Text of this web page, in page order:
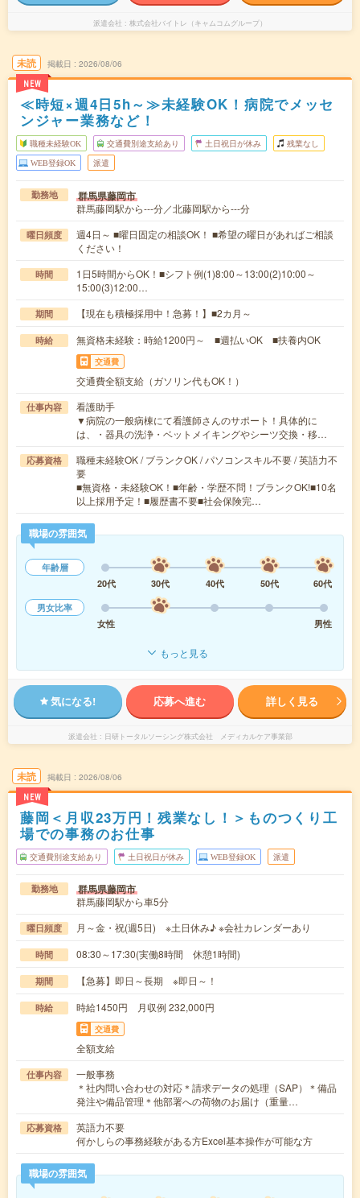
派遣会社 株式会社バイトレ（キャムコムグループ）
未読
NEW
掲載日 2026/08/06
≪時短×週4日5h～≫未経験OK！病院でメッセ
ンジャー業務など！
職種未経験OK 交通費別途支給あり 土日祝日が休み 残業なし
WEB登録OK 派遣
勤務地 群馬県藤岡市
群馬藤岡駅から---分／北藤岡駅から---分
曜日頻度
週4日～ ■曜日固定の相談OK！ ■希望の曜日があればご相談
ください！
時間
1日5時間からOK！■シフト例(1)8:00～13:00(2)10:00～
15:00(3)12:00…
期間 【現在も積極採用中！急募！】■2カ月～
時給 無資格未経験：時給1200円～ ■週払いOK ■扶養内OK
交通費
交通費全額支給（ガソリン代もOK！）
仕事内容
看護助手
▼病院の一般病棟にて看護師さんのサポート！具体的に
は、・器具の洗浄・ベットメイキングやシーツ交換・移…
応募資格
職種未経験OK / ブランクOK / パソコンスキル不要 / 英語力不
要
■無資格・未経験OK！■年齢・学歴不問！ブランクOK!■10名
以上採用予定！■履歴書不要■社会保険完…
職場の雰囲気
年齢層
20代
30代 40代 50代
60代
男女比率
女性
男性
もっと見る
気になる! 応募へ進む 詳しく見る
派遣会社 日研トータルソーシング株式会社 メディカルケア事業部
未読
NEW
掲載日 2026/08/06
藤岡＜月収23万円！残業なし！＞ものつくり工
場での事務のお仕事
交通費別途支給あり 土日祝日が休み WEB登録OK 派遣
勤務地 群馬県藤岡市
群馬藤岡駅から車5分
曜日頻度 月～金・祝(週5日) ※土日休み♪ ※会社カレンダーあり
時間 08:30～17:30(実働8時間 休憩1時間)
期間 【急募】即日～長期 ※即日～！
時給 時給1450円 月収例 232,000円
交通費
全額支給
仕事内容
一般事務
＊社内問い合わせの対応＊請求データの処理（SAP）＊備品
発注や備品管理＊他部署への荷物のお届け（重量…
応募資格
英語力不要
何かしらの事務経験がある方Excel基本操作が可能な方
職場の雰囲気